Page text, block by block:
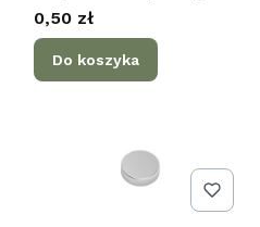
Cena
0,50 zł
Do koszyka